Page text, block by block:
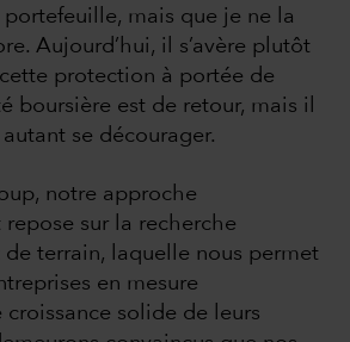
mais que je ne la
Aujourd’hui, il s’avère plutôt
protection à portée de
boursière est de retour, mais il
se décourager.
notre approche
repose sur la recherche
terrain, laquelle nous permet
en mesure
croissance solide de leurs